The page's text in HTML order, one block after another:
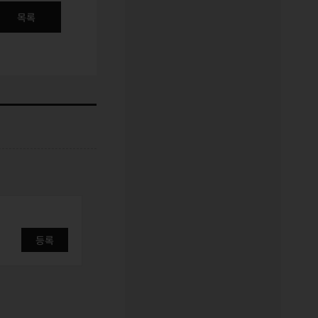
목록
등록